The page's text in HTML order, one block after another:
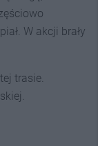
W akcji brały
trasie.